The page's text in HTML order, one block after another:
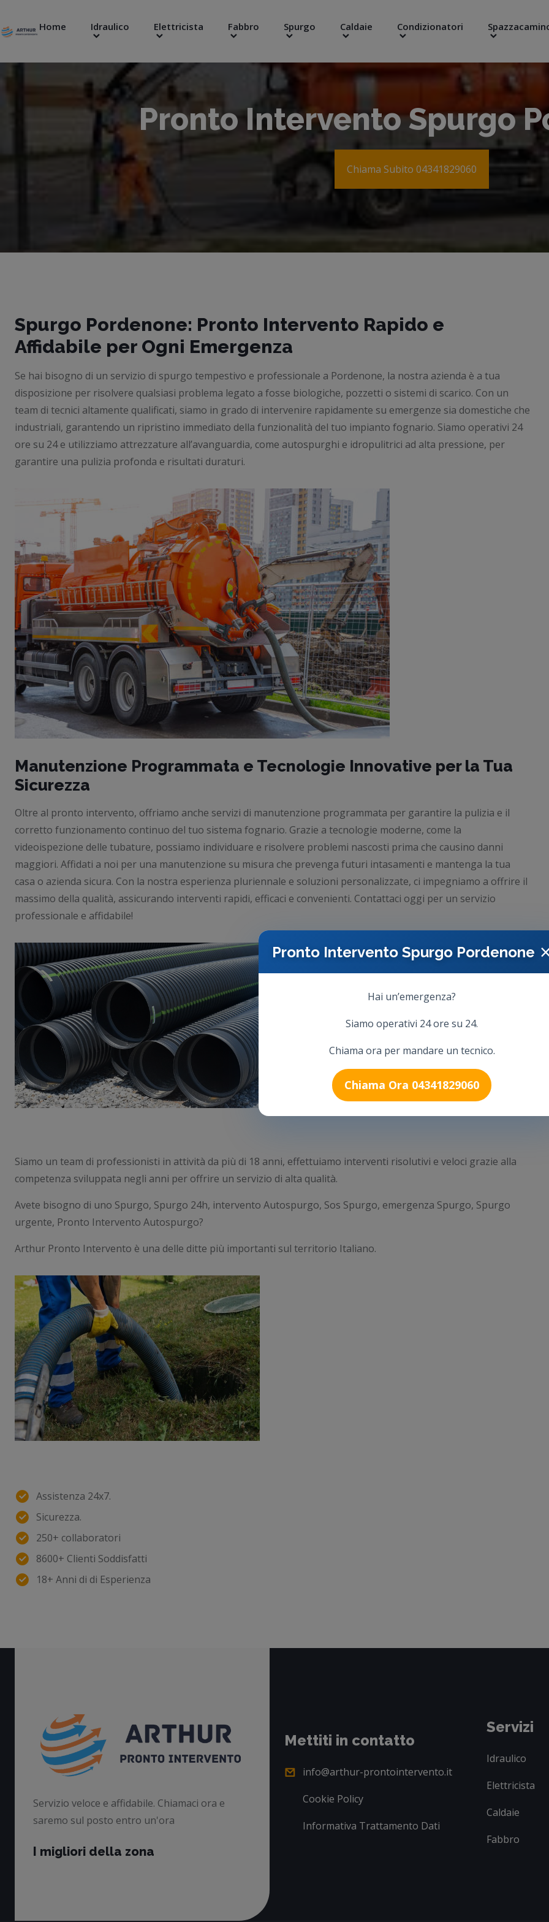
Home Idraulico Elettricista Fabbro Spurgo Caldaie Condizionatori
Pronto Intervento Spurgo Pordenone
Hai un’emergenza?
Siamo operativi 24 ore su 24.
Chiama ora per mandare un tecnico.
Chiama Ora 04341829060
Pronto Intervento Spurgo
Chiama Subito 04341829060
Spurgo Pordenone: Pronto Intervento Rapido e
Affidabile per Ogni Emergenza
Se hai bisogno di un servizio di spurgo tempestivo e professionale a Pordenone, la nostra azienda è a tua
disposizione per risolvere qualsiasi problema legato a fosse biologiche, pozzetti o sistemi di scarico. Con un
team di tecnici altamente qualificati, siamo in grado di intervenire rapidamente su emergenze sia domestiche che
industriali, garantendo un ripristino immediato della funzionalità del tuo impianto fognario. Siamo operativi 24
ore su 24 e utilizziamo attrezzature all’avanguardia, come autospurghi e idropulitrici ad alta pressione, per
garantire una pulizia profonda e risultati duraturi.
Manutenzione Programmata e Tecnologie Innovative per la Tua
Sicurezza
Oltre al pronto intervento, offriamo anche servizi di manutenzione programmata per garantire la pulizia e il
corretto funzionamento continuo del tuo sistema fognario. Grazie a tecnologie moderne, come la
videoispezione delle tubature, possiamo individuare e risolvere problemi nascosti prima che causino danni
maggiori. Affidati a noi per una manutenzione su misura che prevenga futuri intasamenti e mantenga la tua
casa o azienda sicura. Con la nostra esperienza pluriennale e soluzioni personalizzate, ci impegniamo a offrire il
massimo della qualità, assicurando interventi rapidi, efficaci e convenienti. Contattaci oggi per un servizio
professionale e affidabile!
Siamo un team di professionisti in attività da più di 18 anni, effettuiamo interventi risolutivi e veloci grazie alla
competenza sviluppata negli anni per offrire un servizio di alta qualità.
Avete bisogno di uno Spurgo, Spurgo 24h, intervento Autospurgo, Sos Spurgo, emergenza Spurgo, Spurgo
urgente, Pronto Intervento Autospurgo?
Arthur Pronto Intervento è una delle ditte più importanti sul territorio Italiano.
Assistenza 24x7.
Sicurezza.
250+ collaboratori
8600+ Clienti Soddisfatti
18+ Anni di di Esperienza
Servizio veloce e affidabile. Chiamaci ora e
saremo sul posto entro un'ora
I migliori della zona
Mettiti in contatto
info@arthur-prontointervento.it
Cookie Policy
Informativa Trattamento Dati
Servizi
Idraulico
Elettricista
Caldaie
Fabbro